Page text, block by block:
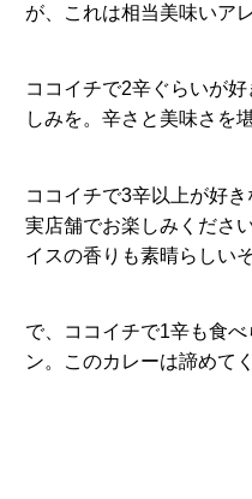
が、これは相当美味いア
ココイチで2辛ぐらいが
しみを。辛さと美味さを
ココイチで3辛以上が好
実店舗でお楽しみくださ
イスの香りも素晴らしい
で、ココイチで1辛も食
ン。このカレーは諦めて